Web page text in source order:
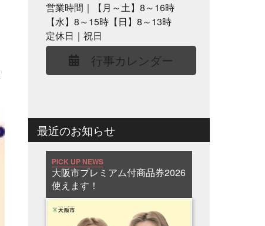
営業時間｜【月～土】8～16時
【水】8～15時【日】8～13時
定休日｜祝日
行事カレンダー
最近のお知らせ
PICK UP NEWS
大阪市プレミアム付商品券2026
使えます！